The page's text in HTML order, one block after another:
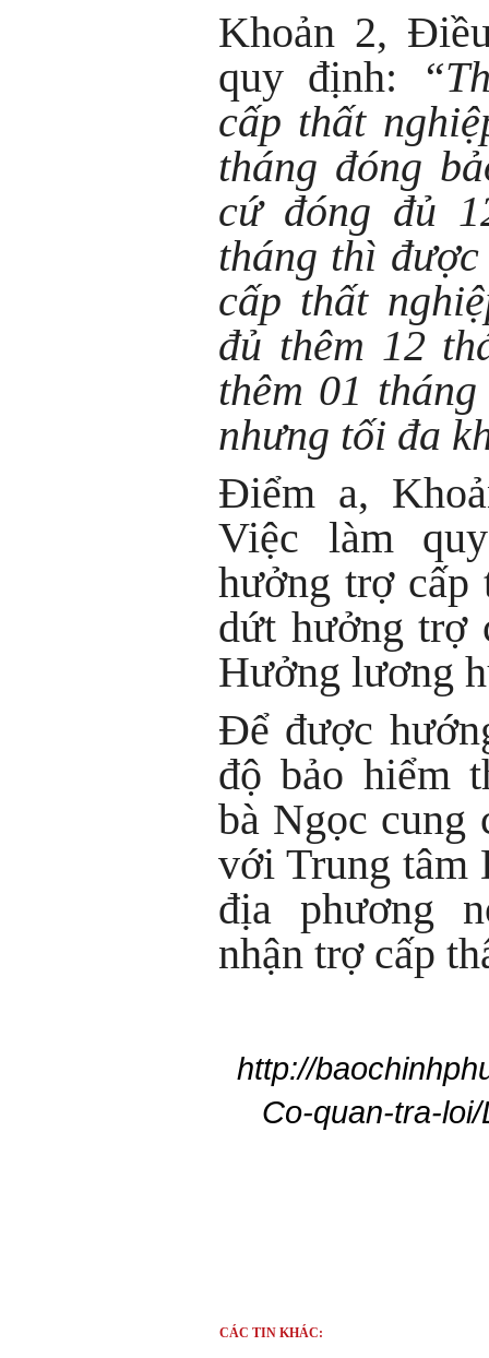
Khoản 2,
quy định:
cấp thất
tháng đóng
cứ đóng đủ
tháng thì
cấp thất
đủ thêm 12
thêm 01
nhưng tối đa
Điểm a,
Việc làm
hưởng trợ cấp
dứt hưởng trợ
Hưởng lương
Để được
độ bảo hiểm
bà Ngọc cung
với Trung tâm
địa phương
nhận trợ cấp
http://
Co-quan-tra-
CÁC TIN KHÁC: